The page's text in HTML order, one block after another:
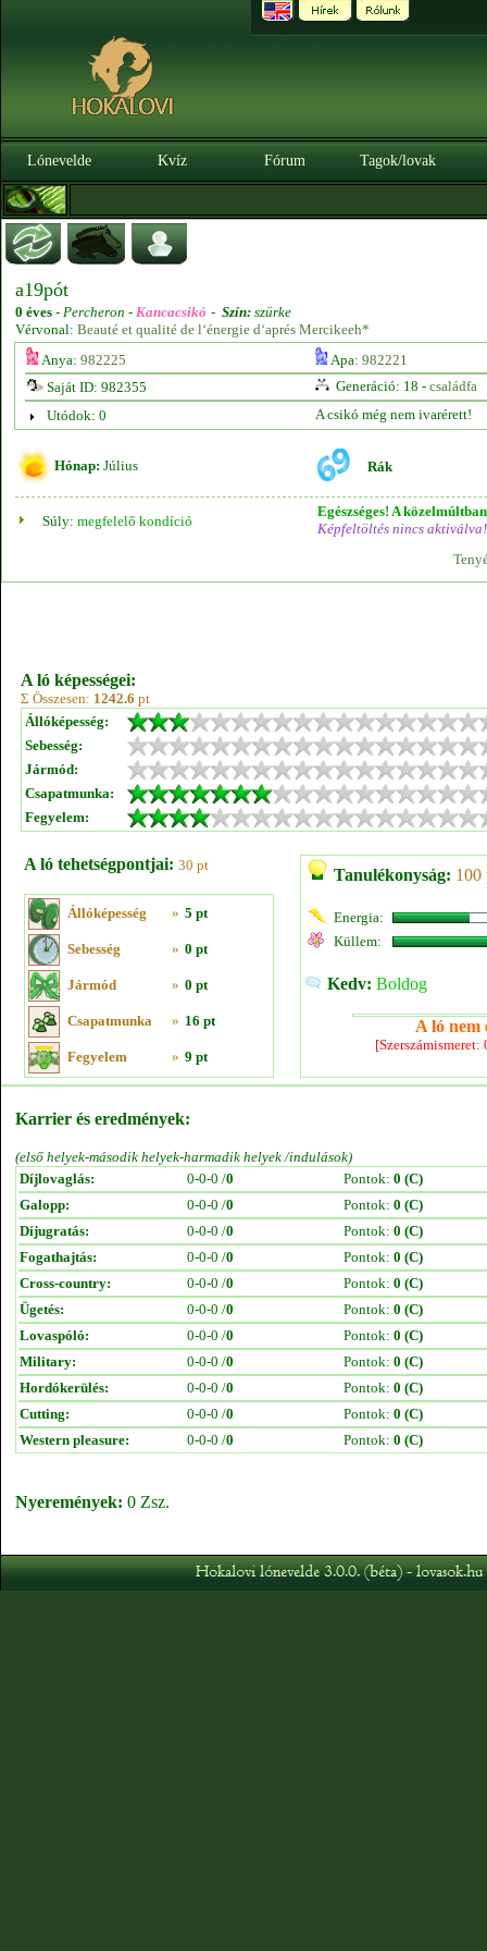
Lónevelde Kvíz Fórum Tagok/lovak
a19pót
0 éves - Percheron - Kancacsikó - Szín: szürke
Vérvonal: Beauté et qualité de l‘énergie d‘aprés Mercikeeh*
Anya: 982225 Apa: 982221
Saját ID: 982355
Generáció: 18 - családfa
Utódok: 0
A csikó még nem ivarérett!
Hónap: Július Rák
Súly: megfelelő kondíció
Egészséges! A
Képfeltöltés nincs aktiválva!
A ló képességei:
Σ Összesen: 1242.6 pt
Állóképesség:
Sebesség:
Jármód:
Csapatmunka:
Fegyelem:
A ló tehetségpontjai: 30 pt
Állóképesség » 5 pt
Sebesség » 0 pt
Jármód » 0 pt
Csapatmunka » 16 pt
Fegyelem » 9 pt
Tanulékonyság: 100
Energia:
Küllem:
Kedv: Boldog
A ló nem
Karrier és eredmények:
(első helyek-második helyek-harmadik helyek /indulások)
Díjlovaglás:
0-0-0 /0 Pontok: 0 (C)
Galopp:
0-0-0 /0 Pontok: 0 (C)
Díjugratás:
0-0-0 /0 Pontok: 0 (C)
Fogathajtás:
0-0-0 /0 Pontok: 0 (C)
Cross-country:
0-0-0 /0 Pontok: 0 (C)
Ügetés:
0-0-0 /0 Pontok: 0 (C)
Lovaspóló:
0-0-0 /0 Pontok: 0 (C)
Military:
0-0-0 /0 Pontok: 0 (C)
Hordókerülés:
0-0-0 /0 Pontok: 0 (C)
Cutting:
0-0-0 /0 Pontok: 0 (C)
Western pleasure:
0-0-0 /0 Pontok: 0 (C)
Nyeremények: 0 Zsz.